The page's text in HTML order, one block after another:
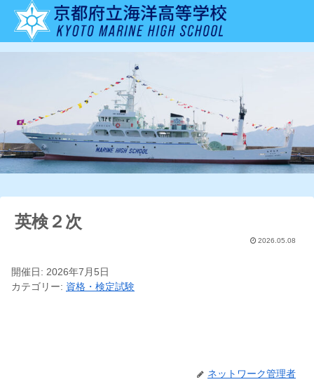
英検２次
2026.05.08
開催日: 2026年7月5日
カテゴリー: 資格・検定試験
ネットワーク管理者